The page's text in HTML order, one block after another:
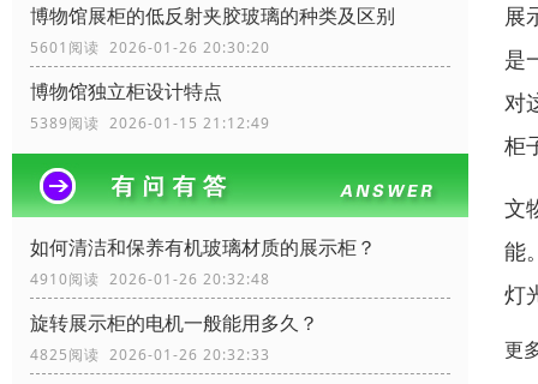
博物馆展柜的低反射夹胶玻璃的种类及区别
5601阅读 2026-01-26 20:30:20
博物馆独立柜设计特点
5389阅读 2026-01-15 21:12:49
如何清洁和保养有机玻璃材质的展示柜？
4910阅读 2026-01-26 20:32:48
旋转展示柜的电机一般能用多久？
4825阅读 2026-01-26 20:32:33
展
是
对
柜
文
能
灯
更